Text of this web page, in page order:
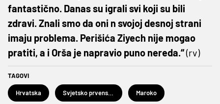
fantastično. Danas su igrali svi koji su bili
zdravi. Znali smo da oni n svojoj desnoj strani
imaju problema. Perišića Ziyech nije mogao
pratiti, a i Orša je napravio puno nereda.“(rv)
TAGOVI
Hrvatska Maroko